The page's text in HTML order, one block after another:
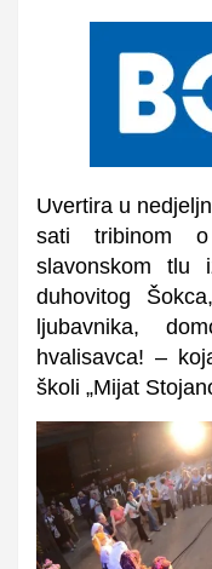
Uvertira u
sati tribinom
slavonskom tlu
duhovitog
ljubavnika,
hvalisavca! –
školi „Mijat